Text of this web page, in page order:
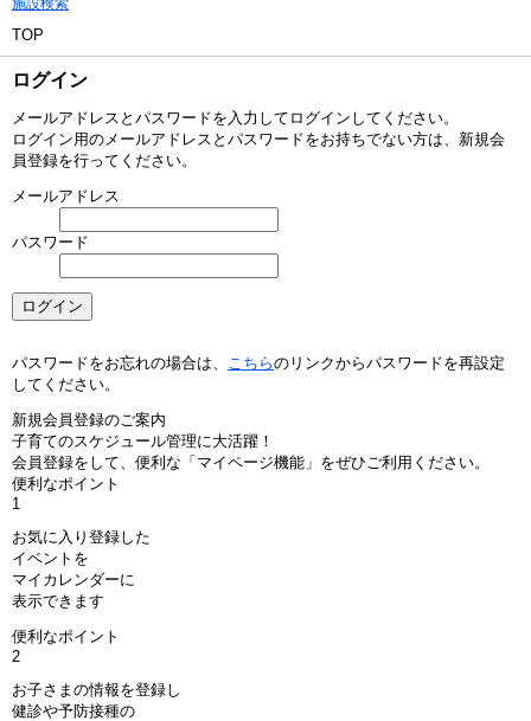
施設検索
TOP
ログイン
メールアドレスとパスワードを入力してログインしてください。
ログイン用のメールアドレスとパスワードをお持ちでない方は、新規会
員登録を行ってください。
メールアドレス
パスワード
パスワードをお忘れの場合は、 こちらのリンクからパスワードを再設定
してください。
新規会員登録のご案内
子育てのスケジュール管理に大活躍！
会員登録をして、便利な「マイページ機能」をぜひご利用ください。
便利なポイント
1
お気に入り登録した
イベントを
マイカレンダーに
表示できます
便利なポイント
2
お子さまの情報を登録し
健診や予防接種の